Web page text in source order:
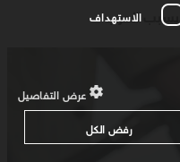
بسبب الحرب
الاستهداف
عرض التفاصيل
رفض الكل